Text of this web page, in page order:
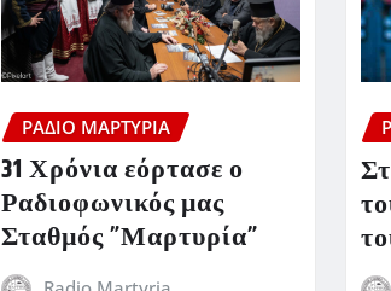
ΡΆΔΙΟ ΜΑΡΤΥΡΊΑ
31 Χρόνια εόρτασε ο
Ραδιοφωνικός μας
Σταθμός ”Μαρτυρία”